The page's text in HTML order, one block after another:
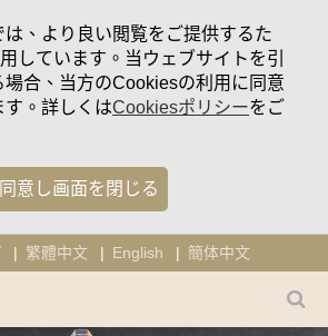
は、より良い閲覧をご提供するた
しています。当ウェブサイトを引
場合、当方のCookiesの利用に同意
す。詳しくはCookiesポリシーをご
同意し画面を閉じる
繁體中文 English 簡体中文